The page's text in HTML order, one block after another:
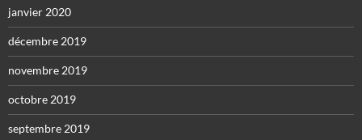
janvier 2020
décembre 2019
novembre 2019
octobre 2019
septembre 2019